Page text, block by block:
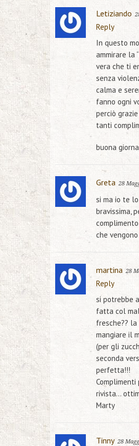
Letiziando
Reply
In questo
ammirare la
vera che ti
senza
calma e
fanno ogni
perciò grazie
tanti
buona
Greta 28
si ma io te
bravissima,
che
martina 28
Reply
si potrebbe
fatta col
fresche?? la
mangiare il
(per gli
seconda
perfetta!!!
rivista…
Marty
Tinny 28